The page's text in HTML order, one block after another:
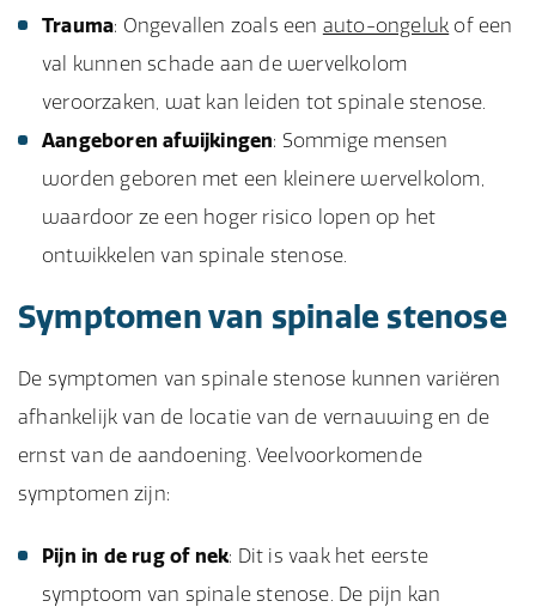
Trauma: Ongevallen zoals een auto-ongeluk of een
val kunnen schade aan de wervelkolom
veroorzaken, wat kan leiden tot spinale stenose.
Aangeboren afwijkingen: Sommige mensen
worden geboren met een kleinere wervelkolom,
waardoor ze een hoger risico lopen op het
ontwikkelen van spinale stenose.
Symptomen van spinale stenose
De symptomen van spinale stenose kunnen variëren
afhankelijk van de locatie van de vernauwing en de
ernst van de aandoening. Veelvoorkomende
symptomen zijn:
Pijn in de rug of nek: Dit is vaak het eerste
symptoom van spinale stenose. De pijn kan